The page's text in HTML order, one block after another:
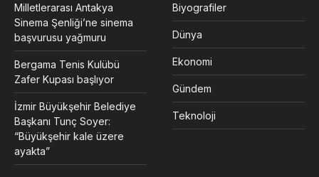
Milletlerarası Antakya
Sinema Şenliği’ne sinema
başvurusu yağmuru
Bergama Tenis Kulübü
Zafer Kupası başlıyor
İzmir Büyükşehir Belediye
Başkanı Tunç Soyer:
“Büyükşehir kale üzere
ayakta”
Biyografiler
Dünya
Ekonomi
Gündem
Teknoloji